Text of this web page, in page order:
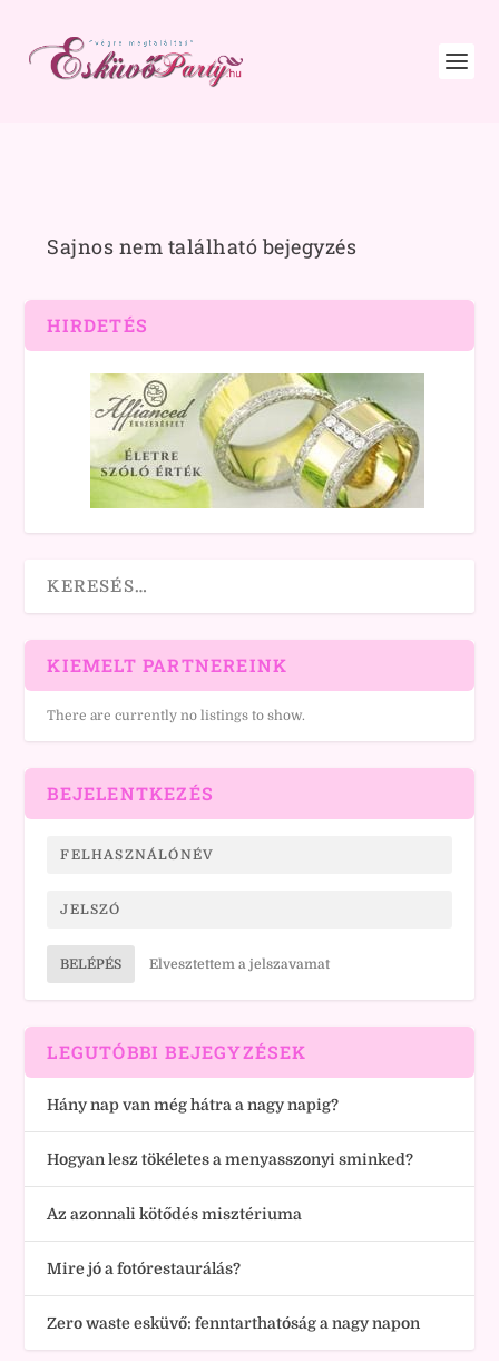
Sajnos nem található bejegyzés
HIRDETÉS
KIEMELT PARTNEREINK
There are currently no listings to show.
BEJELENTKEZÉS
BELÉPÉS Elvesztettem a jelszavamat
LEGUTÓBBI BEJEGYZÉSEK
Hány nap van még hátra a nagy napig?
Hogyan lesz tökéletes a menyasszonyi sminked?
Az azonnali kötődés misztériuma
Mire jó a fotórestaurálás?
Zero waste esküvő: fenntarthatóság a nagy napon